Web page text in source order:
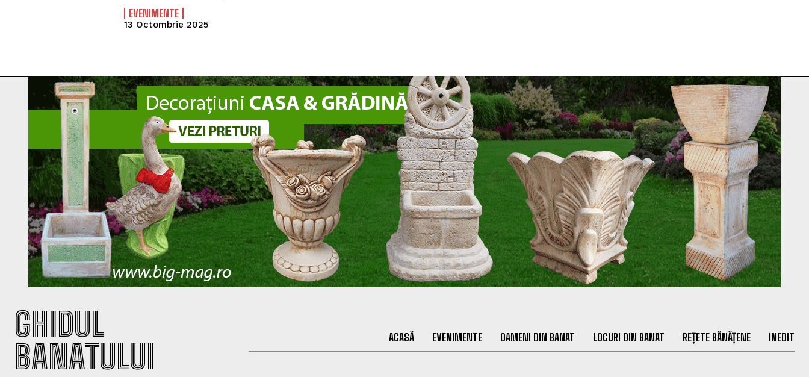
EVENIMENTE
13 Octombrie 2025
GHIDUL
BANATULUI
ACASĂ EVENIMENTE OAMENI DIN BANAT LOCURI DIN BANAT REȚETE BĂNĂȚENE INEDIT